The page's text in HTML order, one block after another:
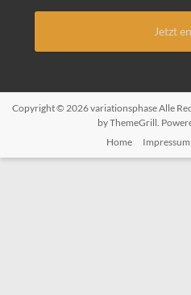
Jetzt
Copyright © 2026variationsphaseAlle
by ThemeGrill.
Home